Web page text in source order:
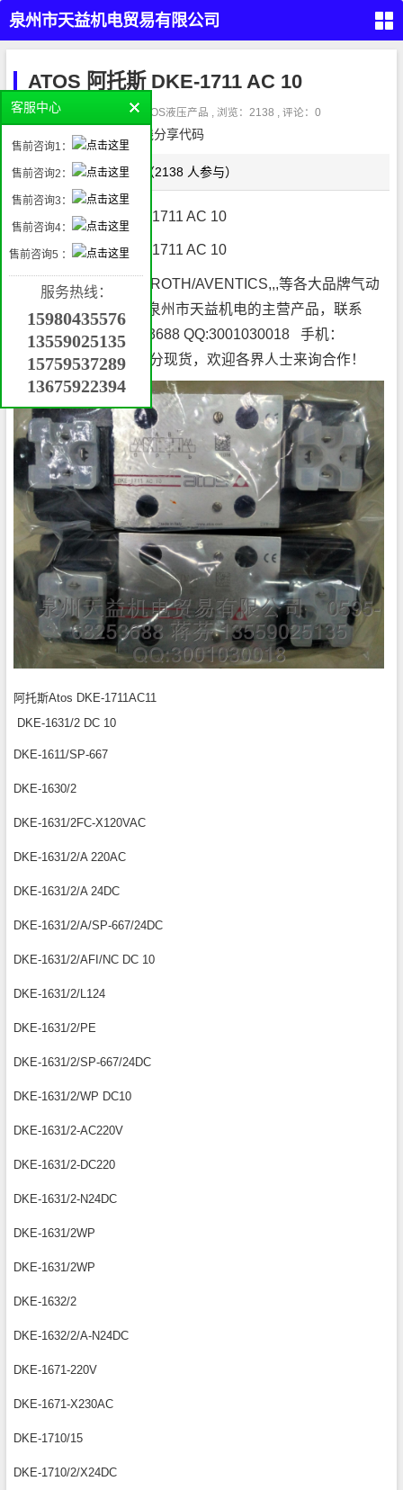
泉州市天益机电贸易有限公司
VICKERS）
留
言
本
液
品
动
产
工
动
化
品接
我
ATOS 阿托斯 DKE-1711 AC 10
作者：admin3 , 分类：ATOS液压产品 , 浏览：2138 , 评论：0
请在这里放置你的在线分享代码
正文 点这评论（2138 人参与）
ATOS 阿托斯 DKE-1711 AC 10
ATOS 阿托斯 DKE-1711 AC 10
ATOS/PARKER/REXROTH/AVENTICS,,,等各大品牌气动
液压产品 均是福建省泉州市天益机电的主营产品，联系
人：蒋芬 0595-68253688 QQ:3001030018 手机：
13559025135 以下部分现货，欢迎各界人士来询合作！
阿托斯Atos DKE-1711AC11
DKE-1631/2 DC 10
DKE-1611/SP-667
DKE-1630/2
DKE-1631/2FC-X120VAC
DKE-1631/2/A 220AC
DKE-1631/2/A 24DC
DKE-1631/2/A/SP-667/24DC
DKE-1631/2/AFI/NC DC 10
DKE-1631/2/L124
DKE-1631/2/PE
DKE-1631/2/SP-667/24DC
DKE-1631/2/WP DC10
DKE-1631/2-AC220V
DKE-1631/2-DC220
DKE-1631/2-N24DC
DKE-1631/2WP
DKE-1631/2WP
DKE-1632/2
DKE-1632/2/A-N24DC
DKE-1671-220V
DKE-1671-X230AC
DKE-1710/15
DKE-1710/2/X24DC
客服中心
售前咨询1：
售前咨询2：
售前咨询3：
售前咨询4：
售前咨询5 ：
服务热线：
15980435576
13559025135
15759537289
13675922394